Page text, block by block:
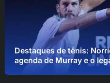
Destaques de tênis:
agenda de Murray e o